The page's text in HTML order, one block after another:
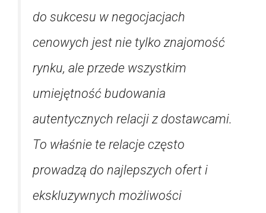
do sukcesu w negocjacjach
cenowych jest nie tylko znajomość
rynku, ale przede wszystkim
umiejętność budowania
autentycznych relacji z dostawcami.
To właśnie te relacje często
prowadzą do najlepszych ofert i
ekskluzywnych możliwości